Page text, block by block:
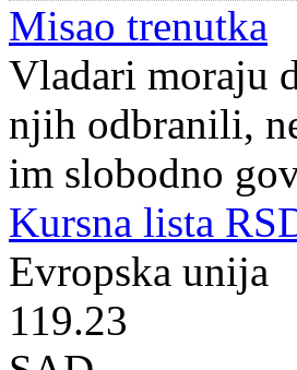
Misao trenutka
Vladari moraju
njih odbranili,
im slobodno
Kursna lista
Evropska unija
119.23